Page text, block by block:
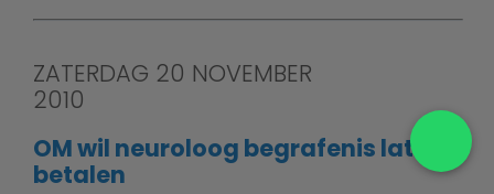
ZATERDAG 20 NOVEMBER
2010
OM wil neuroloog begrafenis laten
betalen